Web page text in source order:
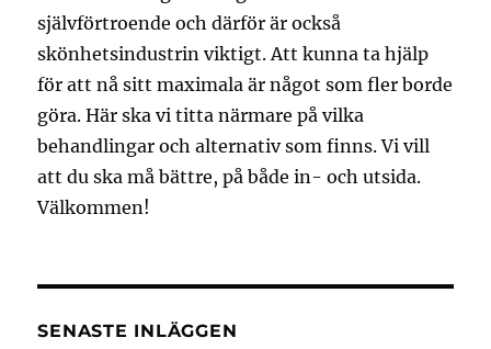
självförtroende och därför är också
skönhetsindustrin viktigt. Att kunna ta hjälp
för att nå sitt maximala är något som fler borde
göra. Här ska vi titta närmare på vilka
behandlingar och alternativ som finns. Vi vill
att du ska må bättre, på både in- och utsida.
Välkommen!
SENASTE INLÄGGEN